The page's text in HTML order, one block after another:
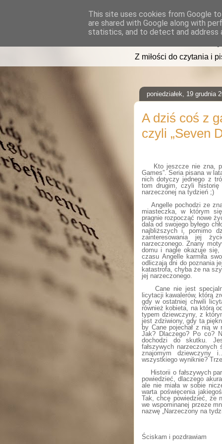
Z miłości do czytania i
poniedziałek, 19 grudnia
A dziś coś z
czyli „Seven
Kto jeszcze nie zna,
Games”. Seria pisana w
nich dotyczy jednego z
tom drugim, czyli historię
narzeczonej na tydzień ;)
Angelle pochodzi ze
miasteczka, w którym
pragnie rozpocząć nowe
dala od swojego byłego
najbliższych i, pomimo
zainteresowania jej
narzeczonego. Znany
domu i nagle okazuje się,
czasu Angelle karmiła
odliczają dni do poznania
katastrofa, chyba że na
jej narzeczonego.
Cane nie jest
licytacji kawalerów, którą
gdy w ostatniej chwili
również kobieta, na którą
typem dziewczyny, z
jest zdziwiony, gdy ta
by Cane pojechał z nią w
Jak? Dlaczego? Po co?
dochodzi do skutku.
fałszywych
znajomym
wszystkiego wyniknie?
Historii o fałszywych
powiedzieć, dlaczego
ale nie miała w sobie
warta poświęcenia
Tak, chcę powiedzieć, że
we wspominanej przeze
nazwę „Narzeczony na
Ściskam i pozdrawiam
This site uses cookies from Google
are shared with Google along with
statistics, and to detect and address